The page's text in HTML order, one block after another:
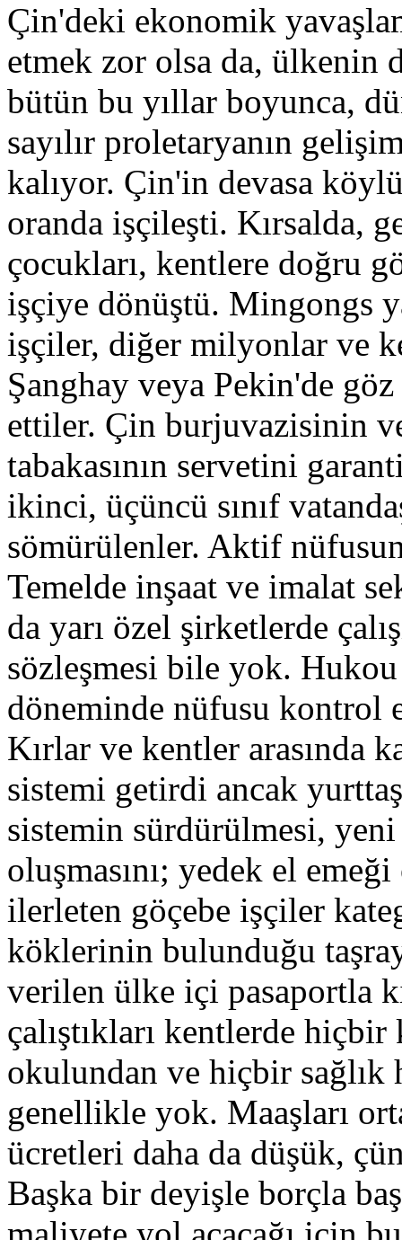
Çin'deki ekonomik
etmek zor olsa da, ülkenin
bütün bu yıllar boyunca,
sayılır proletaryanın
kalıyor. Çin'in devasa
oranda işçileşti. Kırsalda,
çocukları, kentlere doğru
işçiye dönüştü. Mingongs
işçiler, diğer milyonlar ve
Şanghay veya Pekin'de
ettiler. Çin burjuvazisinin
tabakasının servetini
ikinci, üçüncü sınıf
sömürülenler. Aktif
Temelde inşaat ve imalat
da yarı özel şirketlerde
sözleşmesi bile yok.
döneminde nüfusu kontrol
Kırlar ve kentler arasında
sistemi getirdi ancak
sistemin sürdürülmesi,
oluşmasını; yedek el
ilerleten göçebe işçiler
köklerinin bulunduğu
verilen ülke içi pasaportla
çalıştıkları kentlerde
okulundan ve hiçbir sağlık
genellikle yok. Maaşları
ücretleri daha da düşük,
Başka bir deyişle borçla